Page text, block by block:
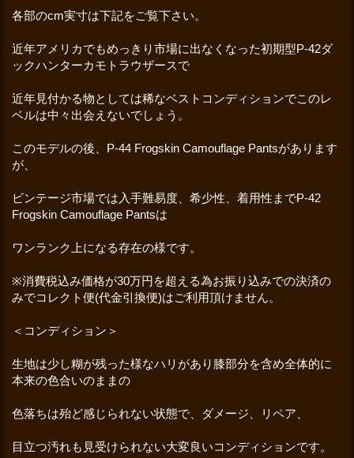
各部のcm実寸は下記をご覧下さい。
近年アメリカでもめっきり市場に出なくなった初期型P-42ダ
ックハンターカモトラウザースで
近年見付かる物としては稀なベストコンディションでこのレ
ベルは中々出会えないでしょう。
このモデルの後、P-44 Frogskin Camouflage Pantsがあります
が、
ビンテージ市場では入手難易度、希少性、着用性までP-42
Frogskin Camouflage Pantsは
ワンランク上になる存在の様です。
※消費税込み価格が30万円を超える為お振り込みでの決済の
みでコレクト便(代金引換便)はご利用頂けません。
＜コンディション＞
生地は少し糊が残った様なハリがあり膝部分を含め全体的に
本来の色合いのままの
色落ちは殆ど感じられない状態で、ダメージ、リペア、
目立つ汚れも見受けられない大変良いコンディションです。